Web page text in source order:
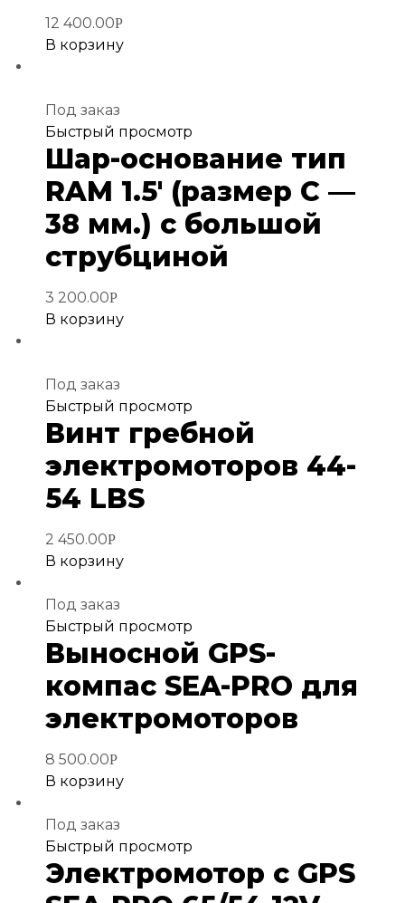
12 400.00Р
В корзину
Под заказ
Добавить
в
избранное
Быстрый просмотр
Шар-основание тип
RAM 1.5′ (размер С —
38 мм.) с большой
струбциной
3 200.00Р
В корзину
Под заказ
Добавить
в
Быстрый просмотр
Винт гребной
электромоторов 44-
54 LBS
2 450.00Р
В корзину
Под заказ
Добавить
в
Быстрый просмотр
Выносной GPS-
компас SEA-PRO для
электромоторов
8 500.00Р
В корзину
Под заказ
Добавить
в
Быстрый просмотр
Электромотор с GPS